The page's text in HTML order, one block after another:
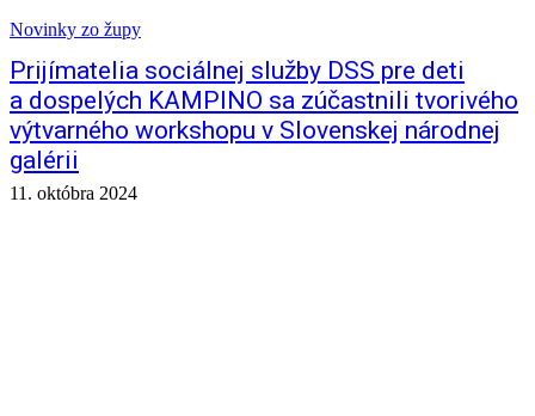
Novinky zo župy
Prijímatelia sociálnej služby DSS pre deti
a dospelých KAMPINO sa zúčastnili tvorivého
výtvarného workshopu v Slovenskej národnej
galérii
11. októbra 2024